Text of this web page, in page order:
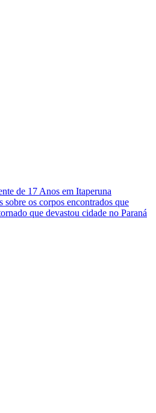
de 17 Anos em Itaperuna
sobre os corpos encontrados que
que devastou cidade no Paraná